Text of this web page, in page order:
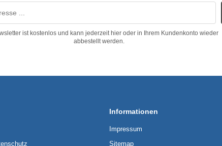
ist kostenlos und kann jederzeit hier oder in Ihrem Kundenkonto wieder
abbestellt werden.
Informationen
Impressum
Sitemap